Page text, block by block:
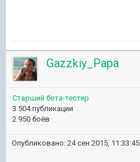
Gazzkiy_Papa
Старший бета-тестер
3 504 публикации
2 950 боёв
Опубликовано: 24 сен 2015, 11:33:45